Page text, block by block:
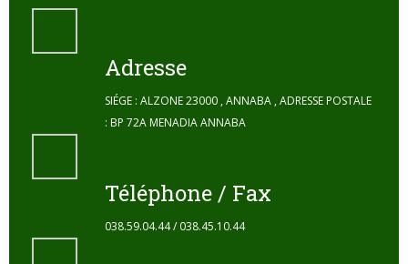
Adresse
SIÉGE : ALZONE 23000 , ANNABA , ADRESSE POSTALE
: BP 72A MENADIA ANNABA
Téléphone / Fax
038.59.04.44 / 038.45.10.44